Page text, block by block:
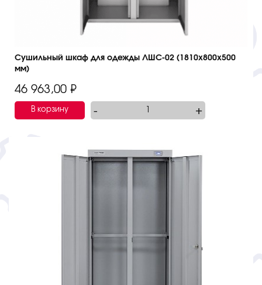
Сушильный шкаф для одежды ЛШС-02 (1810х800х500
мм)
46 963,00 ₽
В корзину +
-